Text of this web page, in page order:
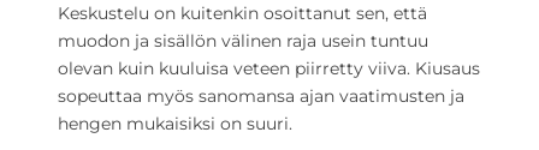
Keskustelu on kuitenkin osoittanut sen, että
muodon ja sisällön välinen raja usein tuntuu
olevan kuin kuuluisa veteen piirretty viiva. Kiusaus
sopeuttaa myös sanomansa ajan vaatimusten ja
hengen mukaisiksi on suuri.